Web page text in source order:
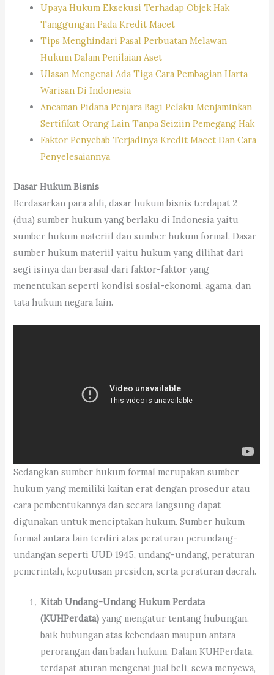
Upaya Hukum Eksekusi Terhadap Objek Hak
Tanggungan Pada Kredit Macet
Tips Menghindari Pasal Perbuatan Melawan
Hukum Dalam Penilaian Aset
Ulasan Mengenai Ada Tiga Cara Pembagian Harta
Warisan Di Indonesia
Ancaman Pidana Penjara Bagi Pelaku Menjaminkan
Sertifikat Orang Lain Tanpa Seiziin Pemegang Hak
Faktor Penyebab Terjadinya Kredit Macet Dan Cara
Penyelesaiannya
Dasar Hukum Bisnis
Berdasarkan para ahli, dasar hukum bisnis terdapat 2
(dua) sumber hukum yang berlaku di Indonesia yaitu
sumber hukum materiil dan sumber hukum formal. Dasar
sumber hukum materiil yaitu hukum yang dilihat dari
segi isinya dan berasal dari faktor-faktor yang
menentukan seperti kondisi sosial-ekonomi, agama, dan
tata hukum negara lain.
Sedangkan sumber hukum formal merupakan sumber
hukum yang memiliki kaitan erat dengan prosedur atau
cara pembentukannya dan secara langsung dapat
digunakan untuk menciptakan hukum. Sumber hukum
formal antara lain terdiri atas peraturan perundang-
undangan seperti UUD 1945, undang-undang, peraturan
pemerintah, keputusan presiden, serta peraturan daerah.
Kitab Undang-Undang Hukum Perdata
(KUHPerdata) yang mengatur tentang hubungan,
baik hubungan atas kebendaan maupun antara
perorangan dan badan hukum. Dalam KUHPerdata,
terdapat aturan mengenai jual beli, sewa menyewa,